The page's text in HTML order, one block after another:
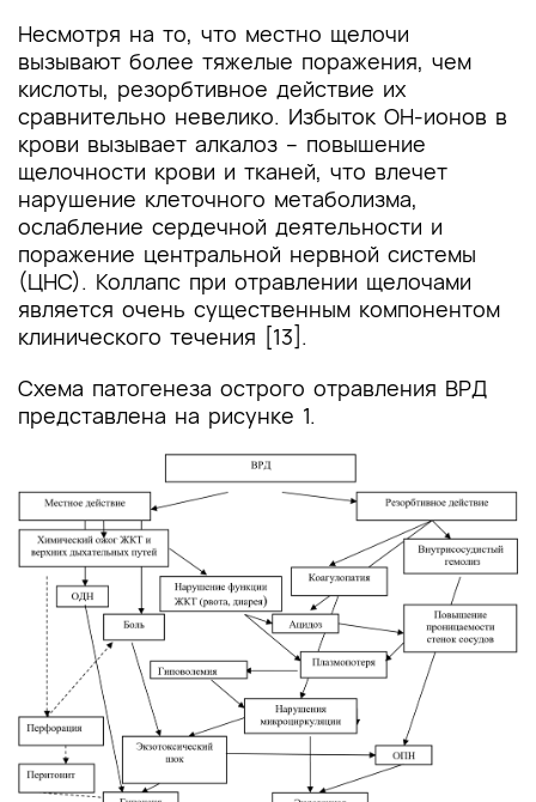
Несмотря на то, что местно щелочи
вызывают более тяжелые поражения, чем
кислоты, резорбтивное действие их
сравнительно невелико. Избыток ОН-ионов в
крови вызывает алкалоз – повышение
щелочности крови и тканей, что влечет
нарушение клеточного метаболизма,
ослабление сердечной деятельности и
поражение центральной нервной системы
(ЦНС). Коллапс при отравлении щелочами
является очень существенным компонентом
клинического течения [13].
Схема патогенеза острого отравления ВРД
представлена на рисунке 1.